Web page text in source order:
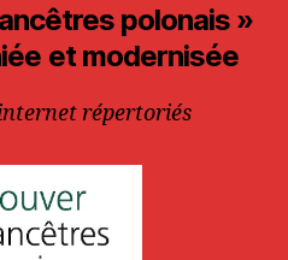
polonais »
et modernisée
répertoriés